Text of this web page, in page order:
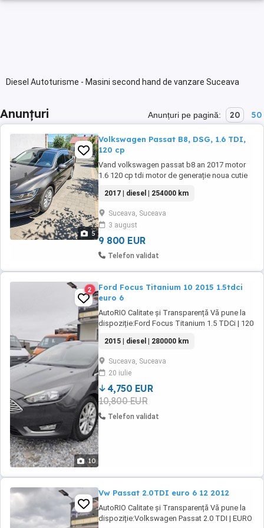
Diesel Autoturisme - Masini second hand de vanzare Suceava
Anunțuri Anunțuri pe pagină: 20 50
5
Volkswagen Passat B8, DSG, 1.6 TDI,
120 cp
Vand volkswagen passat b8 an 2017 motor
1.6 120 cp tdi motor de generație noua cutie
uscată)km reali verificabili. Euro 6 * An 2017 *
Motor 1600 cmc diesel FARĂ Adblue * 120 cp
* Norma de poluare Euro 6 * Cutie de viteze
Automata DSG 7+1 * Oglinzi heliomate,
incalzite ...
2017 | diesel | 254000 km
Suceava, Suceava
3 august
9 800 EUR
Telefon validat
10
2
Ford Focus Titanium 10 2015 1.5tdci
euro 6
AutoRIO Calitate și Transparență Vă pune la
dispoziție:Ford Focus Titanium 1.5 TDCi | 120
Specificații Tehnice Importante:An fabricație:
10 2015 (Data primei înmatriculări)Motorizare:
1.5 TDCi (Diesel) Generație nouă, model cu
faceliftPutere: 120 CP (88 ...
2015 | diesel | 280000 km
Suceava, Suceava
20 iulie
4,750 EUR
10,800 EUR
Telefon validat
Vw Passat 2.0TDI euro 6 12 2012
AutoRIO Calitate și Transparență Vă pune la
dispoziție:Volkswagen Passat 2.0 TDI | EURO